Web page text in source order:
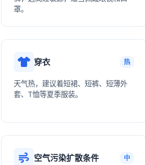
罩。
穿衣 热
天气热，建议着短裙、短裤、短薄外
套、T恤等夏季服装。
空气污染扩散条件 中